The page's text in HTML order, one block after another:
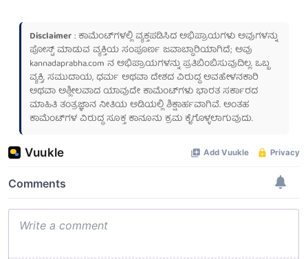
Disclaimer: ಕಾಮೆಂಟ್‌ಗಳಲ್ಲಿ ವ್ಯಕ್ತಪಡಿಸಿದ ಅಭಿಪ್ರಾಯಗಳು ಅವುಗಳನ್ನು
ಪೋಸ್ಟ್ ಮಾಡುವ ವ್ಯಕ್ತಿಯ ಸಂಪೂರ್ಣ ಜವಾಬ್ದಾರಿಯಾಗಿದೆ; ಅವು
kannadaprabha.com ನ ಅಭಿಪ್ರಾಯಗಳನ್ನು ಪ್ರತಿಬಿಂಬಿಸುವುದಿಲ್ಲ. ಒಬ್ಬ
ವ್ಯಕ್ತಿ, ಸಮುದಾಯ, ಧರ್ಮ ಅಥವಾ ದೇಶದ ವಿರುದ್ಧ ಅವಹೇಳನಕಾರಿ
ಅಥವಾ ಅಶ್ಲೀಲವಾದ ಯಾವುದೇ ಕಾಮೆಂಟ್‌ಗಳು ಭಾರತ ಸರ್ಕಾರದ
ಮಾಹಿತಿ ತಂತ್ರಜ್ಞಾನ ನೀತಿಯ ಅಡಿಯಲ್ಲಿ ಶಿಕ್ಷಾರ್ಹವಾಗಿವೆ. ಅಂತಹ
ಕಾಮೆಂಟ್‌ಗಳ ವಿರುದ್ಧ ಸೂಕ್ತ ಕಾನೂನು ಕ್ರಮ ಕೈಗೊಳ್ಳಲಾಗುವುದು.